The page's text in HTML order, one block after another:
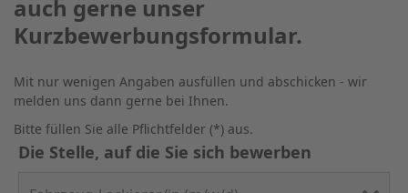
auch gerne unser
Kurzbewerbungsformular.
Mit nur wenigen Angaben ausfüllen und abschicken - wir
melden uns dann gerne bei Ihnen.
Bitte füllen Sie alle Pflichtfelder (*) aus.
Die Stelle, auf die Sie sich bewerben